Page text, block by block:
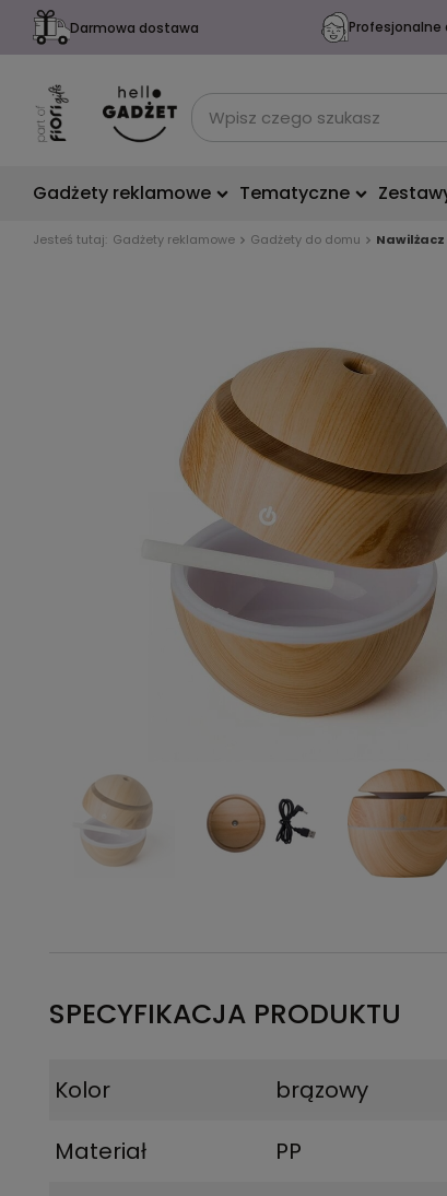
Darmowa dostawa Profesjonalne
Gadżety reklamowe Tematyczne
Jesteś tutaj: Gadżety reklamowe Gadżety do domu
SPECYFIKACJA PRODUKTU
Kolor
brązowy
Materiał
PP